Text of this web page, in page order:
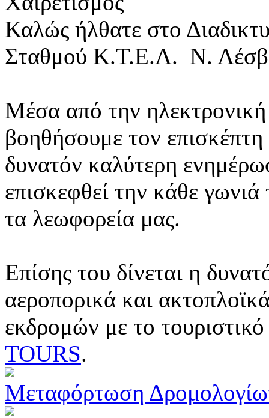
Καλώς ήλθατε στο
Σταθμού Κ.Τ.Ε.Λ. Ν.
Μέσα από την ηλεκτρονική
βοηθήσουμε τον
δυνατόν καλύτερη
επισκεφθεί την κάθε
τα λεωφορεία μας.
Επίσης του δίνεται η
αεροπορικά και
εκδρομών με το
TOURS.
Μεταφόρτωση